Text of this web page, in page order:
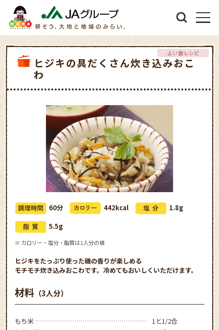
ヒジキの具だくさん炊き込みおこ
わ
よい食レシピ
60分 442kcal
1.8g
5.5g
※ カロリー・塩分・脂質は1人分の値
ヒジキをたっぷり使った磯の香りが楽しめる
モチモチ炊き込みおこわです。冷めてもおいしくいただけます。
材料 （3人分）
もち米
1と1/2合